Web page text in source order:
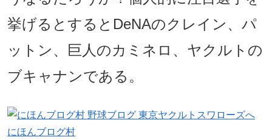
挙げるとするとDeNAのクレイン、パ
ットン、巨人のカミネロ、ヤクルトの
ブキャナンである。
にほんブログ村